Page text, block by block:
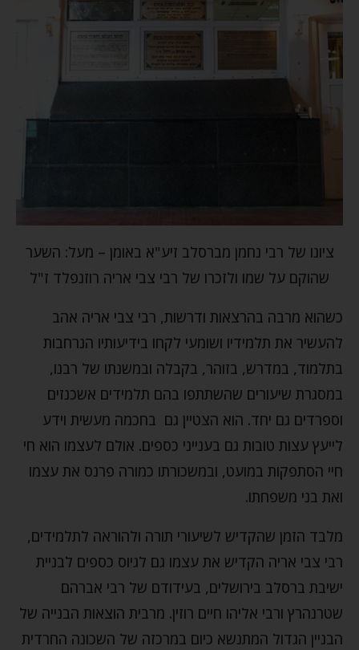
ציונו של רבי נחמן מברסלב זיע"א באומן – מעל: השער
שהוקם על שמו ולזכרו של רבי צבי אריה רוזנפלד ז"ל
כשהוא מרבה בהרצאות ודרשות, רבי צבי אריה אהב
להעשיר את תלמידיו ושומעי לקחו בידיעותיו הנרחבות
בתלמוד, במדרש, בזוהר, בקבלה ובמשנתו של רבנו,
במסגרת שיעורים שהשתתפו בהם תלמידים אשכנזים
וספרדים גם יחד. הוא הצטיין גם בחכמה מעשית וידע
לייעץ עצות טובות גם בענייני כספים. אולם לעצמו הוא חי
חיי הסתפקות במועט, ובמשכורתו כמורה פרנס את עצמו
ואת בני משפחתו.
מלבד הזמן שהקדיש לשיעורי תורה ולהוראה לתלמידים,
רבי צבי אריה הקדיש את עצמו גם לגיוס כספים לבניית
ישיבת ברסלב בירושלים, בעידודם של רבי אברהם
שטרנהרץ ורבי אליהו חיים רוזין. מרבית הוצאות הבנייה של
הבניין הגדול המתנשא כיום במרכזה של השכונה החרדית